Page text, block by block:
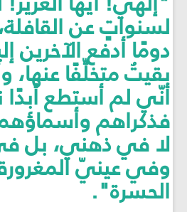
لسنواتٍ عن
دومًا أدفع الآخرين
بقيتُ متخلِّفًا عنها،
أنّي لم أستطع أبدًا
فذكراهم
لا في ذهني، بل
وفي عينيّ
الحسرة".